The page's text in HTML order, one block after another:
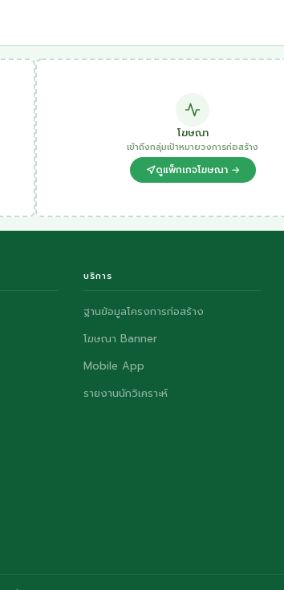
โฆษณา
เข้าถึงกลุ่มเป้าหมายวงการก่อสร้าง
ดูแพ็กเกจโฆษณา →
บริการ
ฐานข้อมูลโครงการก่อสร้าง
โฆษณา Banner
Mobile App
รายงานนักวิเคราะห์